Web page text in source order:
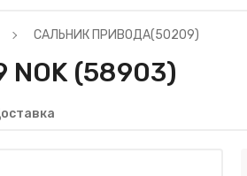
САЛЬНИК ПРИВОДА(50209)
(58903)